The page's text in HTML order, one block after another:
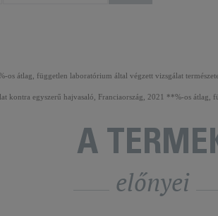
os átlag, független laboratórium által végzett vizsgálat
kontra egyszerű hajvasaló, Franciaország, 2021 **%-os átlag,
A
előnyei